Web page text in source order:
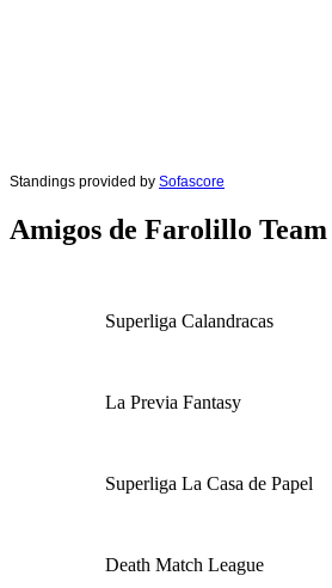
Standings provided by Sofascore
Amigos de Farolillo Team
Superliga Calandracas
La Previa Fantasy
Superliga La Casa de Papel
Death Match League